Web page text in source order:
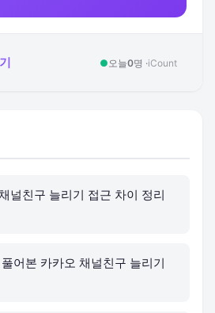
● 오늘0명 ·iCount
널친구 늘리기 접근 차이 정리
어본 카카오 채널친구 늘리기